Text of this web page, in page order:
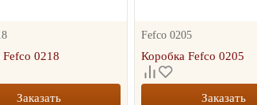
0218
Заказать
Fefco 0205
Коробка Fefco 0205
Заказать